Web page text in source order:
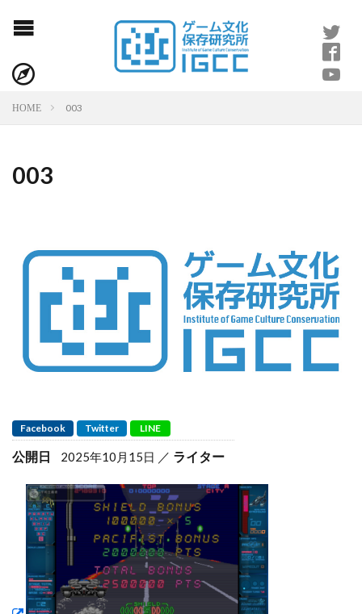
HOME 003
003
Facebook Twitter LINE
公開日 2025年10月15日 ライター